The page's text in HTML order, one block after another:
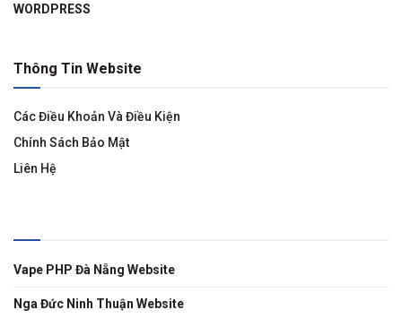
WORDPRESS
Thông Tin Website
Các Điều Khoản Và Điều Kiện
Chính Sách Bảo Mật
Liên Hệ
Vape PHP Đà Nẵng Website
Nga Đức Ninh Thuận Website